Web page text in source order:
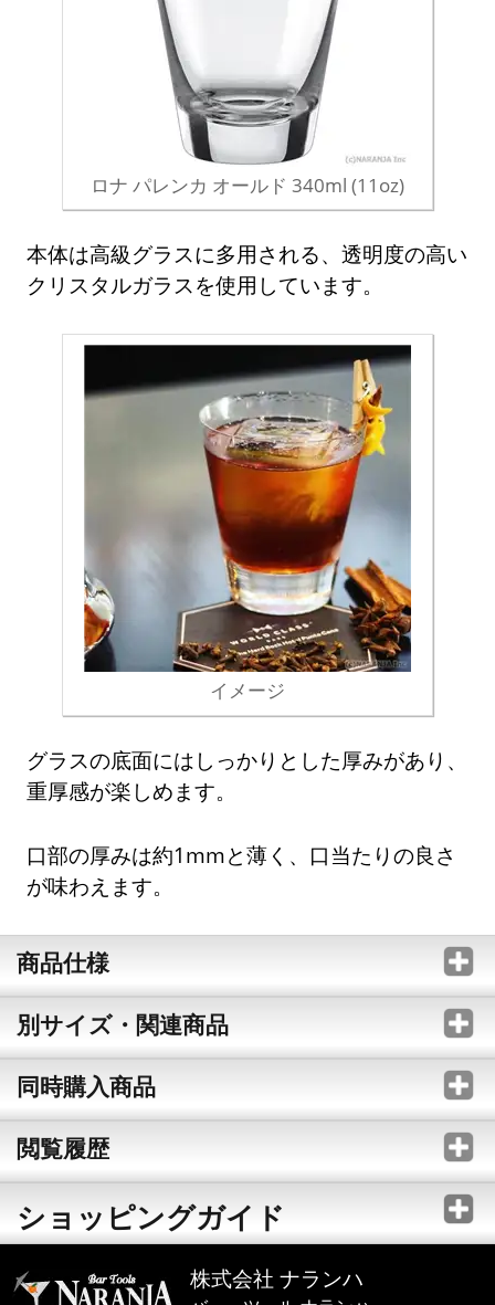
ロナ パレンカ オールド 340ml (11oz)
本体は高級グラスに多用される、透明度の高い
クリスタルガラスを使用しています。
イメージ
グラスの底面にはしっかりとした厚みがあり、
重厚感が楽しめます。
口部の厚みは約1mmと薄く、口当たりの良さ
が味わえます。
商品仕様
別サイズ・関連商品
同時購入商品
閲覧履歴
ショッピングガイド
株式会社 ナランハ